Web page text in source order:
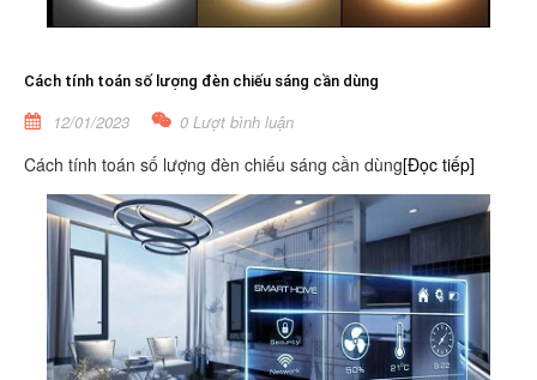
Cách tính toán số lượng đèn chiếu sáng cần dùng
12/01/2023 0 Lượt bình luận
Cách tính toán số lượng đèn chiếu sáng cần dùng[Đọc tiếp]